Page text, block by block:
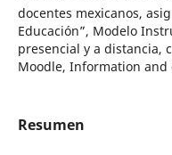
docentes mexicanos,
Educación”, Modelo
presencial y a distancia,
Moodle, Information and
Resumen